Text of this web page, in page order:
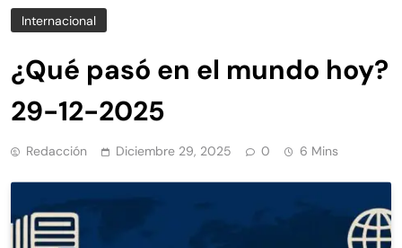
Internacional
¿Qué pasó en el mundo hoy?
29-12-2025
Redacción Diciembre 29, 2025 0 6 Mins